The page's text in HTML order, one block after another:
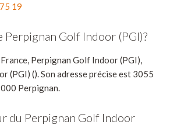
19
Perpignan Golf Indoor (PGI)?
Perpignan Golf Indoor (PGI),
(PGI) (). Son adresse précise est 3055
Perpignan.
du Perpignan Golf Indoor